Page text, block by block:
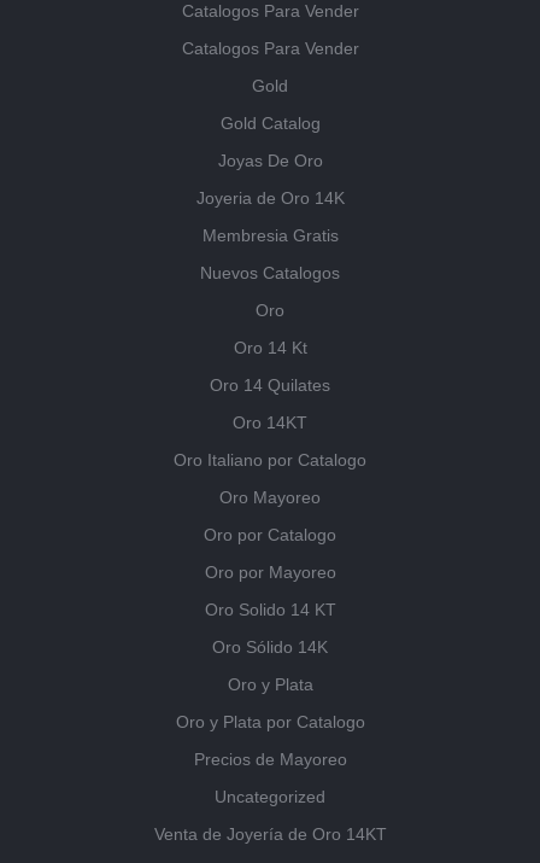
Catalogos Para Vender
Catalogos Para Vender
Gold
Gold Catalog
Joyas De Oro
Joyeria de Oro 14K
Membresia Gratis
Nuevos Catalogos
Oro
Oro 14 Kt
Oro 14 Quilates
Oro 14KT
Oro Italiano por Catalogo
Oro Mayoreo
Oro por Catalogo
Oro por Mayoreo
Oro Solido 14 KT
Oro Sólido 14K
Oro y Plata
Oro y Plata por Catalogo
Precios de Mayoreo
Uncategorized
Venta de Joyería de Oro 14KT